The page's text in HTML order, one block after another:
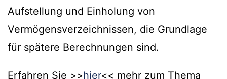
Aufstellung und Einholung von
Vermögensverzeichnissen, die Grundlage
für spätere Berechnungen sind.
Erfahren Sie >>hier<< mehr zum Thema